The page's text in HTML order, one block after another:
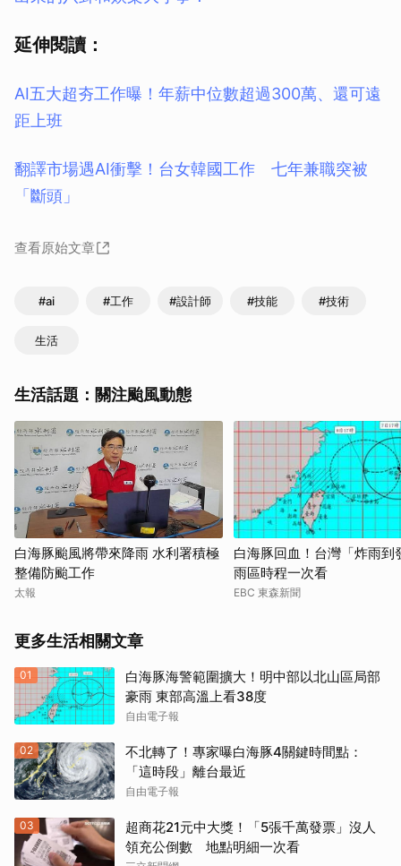
延伸閱讀：
AI五大超夯工作曝！年薪中位數超過300萬、還可遠
距上班
翻譯市場遇AI衝擊！台女韓國工作 七年兼職突被
「斷頭」
查看原始文章
#ai #工作 #設計師 #技能 #技術
生活
生活話題：關注颱風動態
白海豚颱風將帶來降雨 水利署積極
整備防颱工作
太報
白海豚回血！台灣「炸雨到
雨區時程一次看
EBC 東森新聞
更多生活相關文章
01
白海豚海警範圍擴大！明中部以北山區局部
豪雨 東部高溫上看38度
自由電子報
02
不北轉了！專家曝白海豚4關鍵時間點：
「這時段」離台最近
自由電子報
03
超商花21元中大獎！「5張千萬發票」沒人
領充公倒數 地點明細一次看